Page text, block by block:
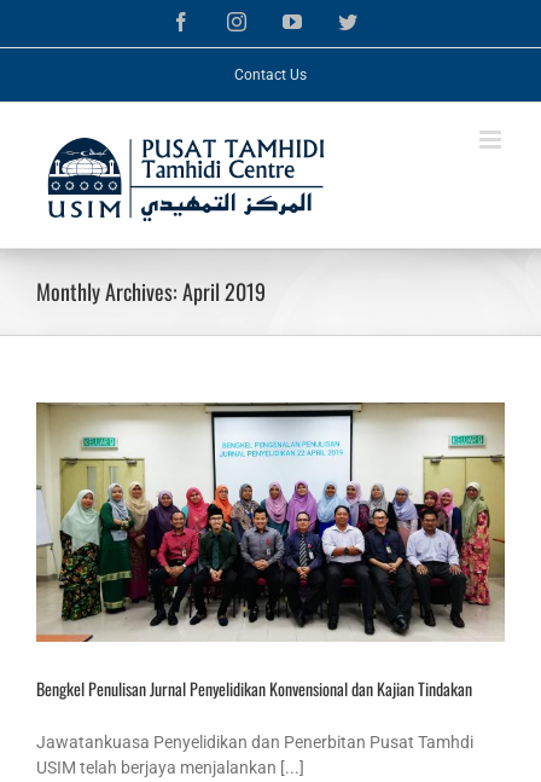
FacebookInstagramYouTubeTwitter
Contact Us
Monthly Archives:April 2019
Bengkel Penulisan Jurnal Penyelidikan Konvensional dan Kajian Tindakan
Jawatankuasa Penyelidikan dan Penerbitan Pusat Tamhdi
USIM telah berjaya menjalankan [...]